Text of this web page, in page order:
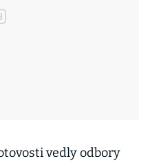
vedly odbory